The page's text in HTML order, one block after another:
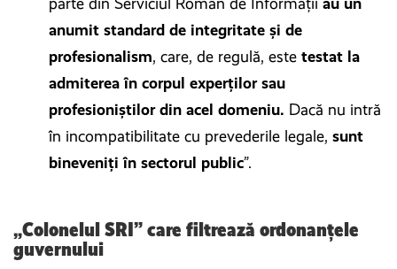
anumit standard de integritate și de
profesionalism, care, de regulă, este testat la
admiterea în corpul experților sau
profesioniștilor din acel domeniu. Dacă nu intră
în incompatibilitate cu prevederile legale, sunt
bineveniți în sectorul public”.
„Colonelul SRI” care filtrează ordonanțele
guvernului